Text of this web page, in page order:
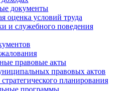
документы
оценка условий труда
и служебного поведения
правовые акты
правовых актов
планирования
программы